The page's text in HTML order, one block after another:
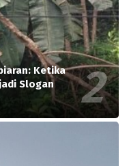
Ketika
Slogan